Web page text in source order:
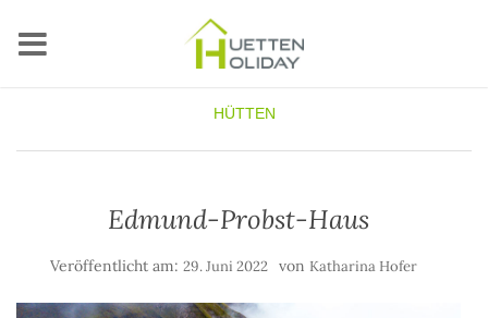
HÜTTEN
Edmund-Probst-Haus
Veröffentlicht am: 29. Juni 2022 von Katharina Hofer